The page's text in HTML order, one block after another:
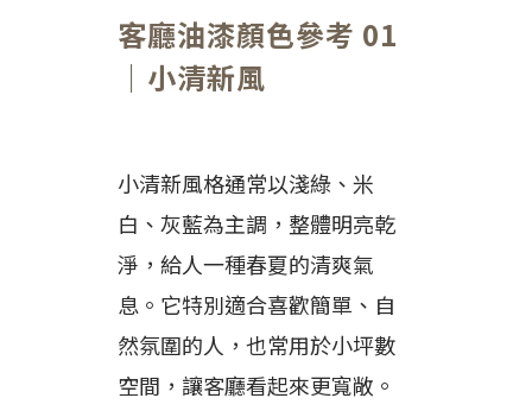
客廳油漆顏色參考 01
｜小清新風
小清新風格通常以淺綠、米
白、灰藍為主調，整體明亮乾
淨，給人一種春夏的清爽氣
息。它特別適合喜歡簡單、自
然氛圍的人，也常用於小坪數
空間，讓客廳看起來更寬敞。